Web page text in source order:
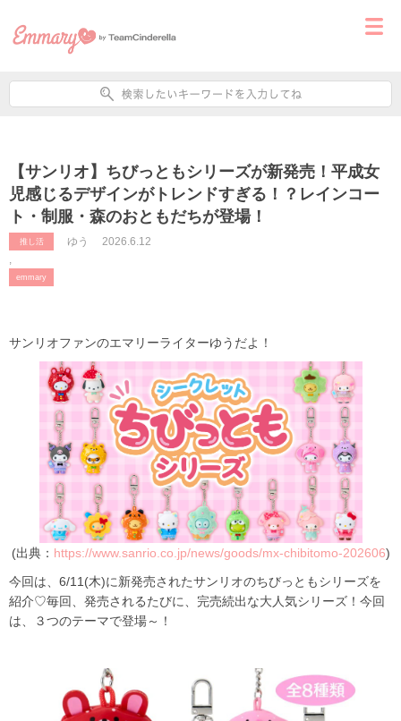
【サンリオ】ちびっともシリーズが新発売！平成女
児感じるデザインがトレンドすぎる！？レインコー
ト・制服・森のおともだちが登場！
推し活
,
emmary
ゆう 2026.6.12
サンリオファンのエマリーライターゆうだよ！
(出典： https://www.sanrio.co.jp/news/goods/mx-chibitomo-202606)
今回は、6/11(木)に新発売されたサンリオのちびっともシリーズを
紹介♡毎回、発売されるたびに、完売続出な大人気シリーズ！今回
は、３つのテーマで登場～！